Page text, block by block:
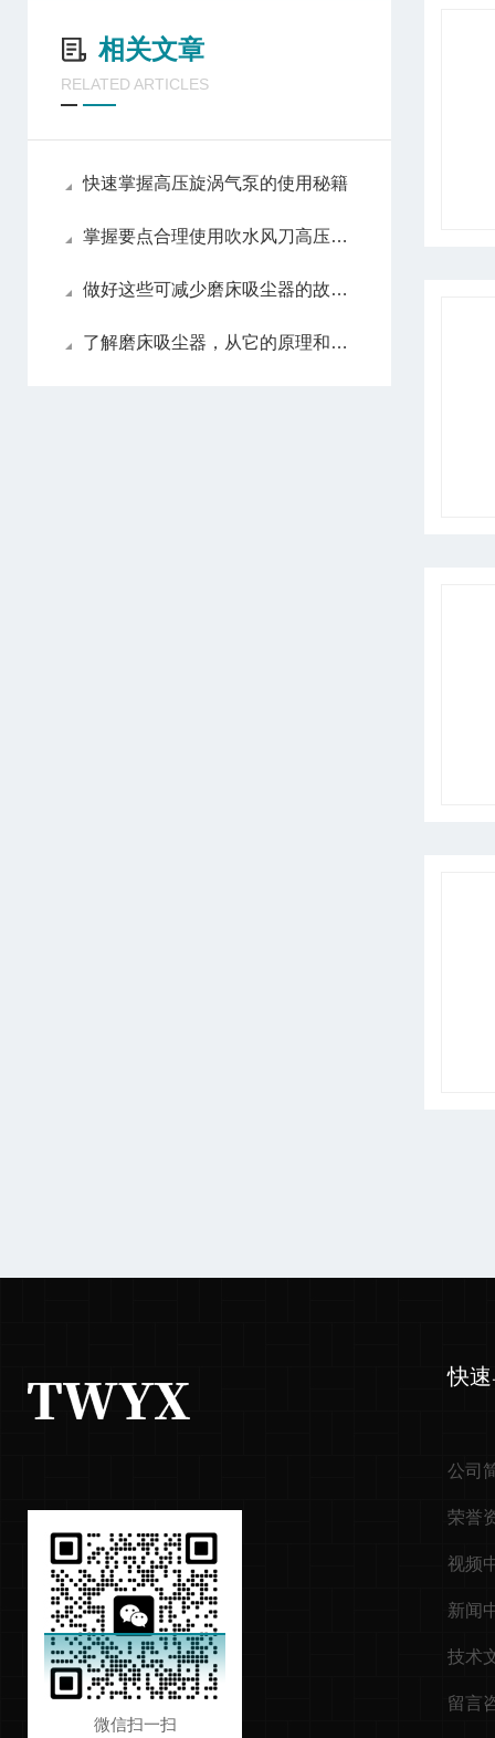
相关文章
RELATED ARTICLES
快速掌握高压旋涡气泵的使用秘籍
掌握要点合理使用吹水风刀高压风机
做好这些可减少磨床吸尘器的故障发生！
了解磨床吸尘器，从它的原理和应用范围了解
微信扫一扫
快
公司
荣誉
视频
新闻
技术
留言